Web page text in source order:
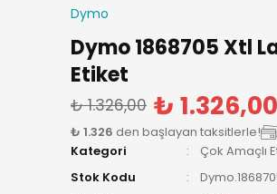
Dymo
Dymo 1868705 Xtl
Etiket
₺ 1.326,00 ₺ 1.326,00
₺ 1.326 den başlayan taksitlerle!
Kategori
Çok Amaçlı
Stok Kodu